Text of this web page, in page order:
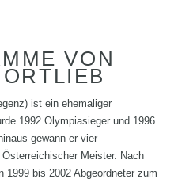
VON
ist ein ehemaliger
1992 Olympiasieger und 1996
gewann er vier
Meister. Nach
1999 bis 2002 Abgeordneter zum